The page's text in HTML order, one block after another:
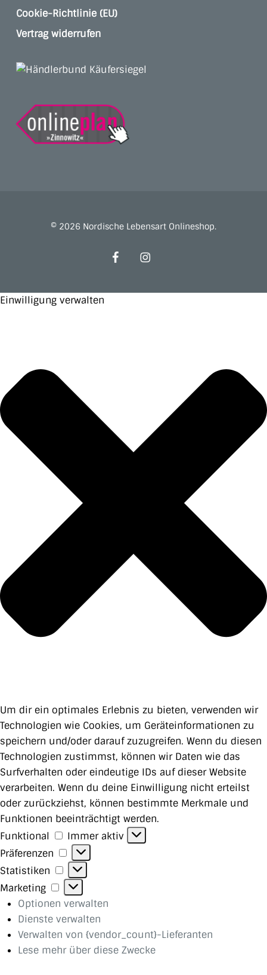
Cookie-Richtlinie (EU)
Vertrag widerrufen
© 2026 Nordische Lebensart Onlineshop.
facebookinstagram
Einwilligung verwalten
Um dir ein optimales Erlebnis zu bieten, verwenden wir
Technologien wie Cookies, um Geräteinformationen zu
speichern und/oder darauf zuzugreifen. Wenn du diesen
Technologien zustimmst, können wir Daten wie das
Surfverhalten oder eindeutige IDs auf dieser Website
verarbeiten. Wenn du deine Einwilligung nicht erteilst
oder zurückziehst, können bestimmte Merkmale und
Funktionen beeinträchtigt werden.
Funktional
Funktional
Immer aktiv
Präferenzen
Präferenzen
Statistiken
Statistiken
Marketing
Marketing
Optionen verwalten
Dienste verwalten
Verwalten von {vendor_count}-Lieferanten
Lese mehr über diese Zwecke